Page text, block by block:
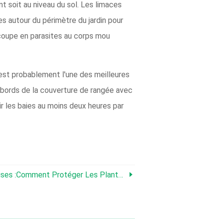
soit au niveau du sol. Les limaces
autour du périmètre du jardin pour
en parasites au corps mou
probablement l'une des meilleures
de la couverture de rangée avec
baies au moins deux heures par
Protéger Les Plants De Fraises En Hiver